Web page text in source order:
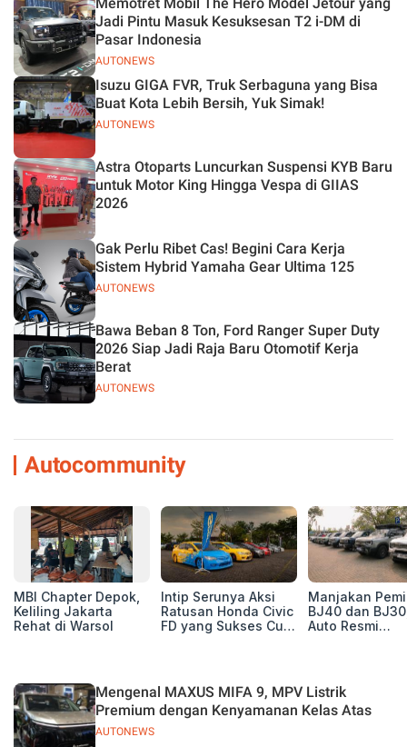
AUTONEWS
Jadi Pintu Masuk Kesuksesan T2 i-DM di
Pasar Indonesia
AUTONEWS
Isuzu GIGA FVR, Truk Serbaguna yang Bisa
Buat Kota Lebih Bersih, Yuk Simak!
Astra Otoparts Luncurkan Suspensi KYB Baru
untuk Motor King Hingga Vespa di GIIAS
2026
AUTONEWS
Gak Perlu Ribet Cas! Begini Cara Kerja
Sistem Hybrid Yamaha Gear Ultima 125
AUTONEWS
Bawa Beban 8 Ton, Ford Ranger Super Duty
2026 Siap Jadi Raja Baru Otomotif Kerja
Berat
Autocommunity
MBI Chapter Depok,
Keliling Jakarta
Rehat di Warsol
Intip Serunya Aksi
Ratusan Honda Civic
FD yang Sukses Curi
Manjakan
BJ40 dan
Auto Resmi
AUTONEWS
Mengenal MAXUS MIFA 9, MPV Listrik
Premium dengan Kenyamanan Kelas Atas